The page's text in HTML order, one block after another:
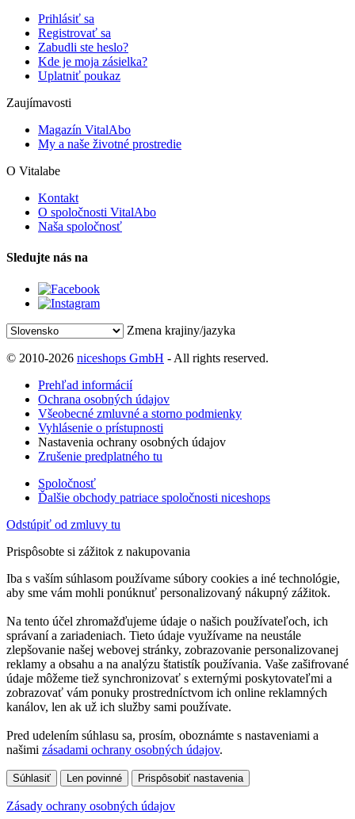
Prihlásiť sa
Registrovať sa
Zabudli ste heslo?
Kde je moja zásielka?
Uplatniť poukaz
Zaujímavosti
Magazín VitalAbo
My a naše životné prostredie
O Vitalabe
Kontakt
O spoločnosti VitalAbo
Naša spoločnosť
Sledujte nás na
Zmena krajiny/jazyka
© 2010-2026 niceshops GmbH - All rights reserved.
Prehľad informácií
Ochrana osobných údajov
Všeobecné zmluvné a storno podmienky
Vyhlásenie o prístupnosti
Nastavenia ochrany osobných údajov
Zrušenie predplatného tu
Spoločnosť
Ďalšie obchody patriace spoločnosti niceshops
Odstúpiť od zmluvy tu
Prispôsobte si zážitok z nakupovania
Iba s vaším súhlasom používame súbory cookies a iné technológie,
aby sme vám mohli ponúknuť personalizovaný nákupný zážitok.
Na tento účel zhromažďujeme údaje o našich používateľoch, ich
správaní a zariadeniach. Tieto údaje využívame na neustále
zlepšovanie našej webovej stránky, zobrazovanie personalizovanej
reklamy a obsahu a na analýzu štatistík používania. Vaše zašifrované
údaje môžeme tiež synchronizovať s externými poskytovateľmi a
zobrazovať vám ponuky prostredníctvom ich online reklamných
kanálov, len ak už ich služby sami používate.
Pred udelením súhlasu sa, prosím, oboznámte s nastaveniami a
našimi zásadami ochrany osobných údajov.
Súhlasiť Len povinné Prispôsobiť nastavenia
Zásady ochrany osobných údajov